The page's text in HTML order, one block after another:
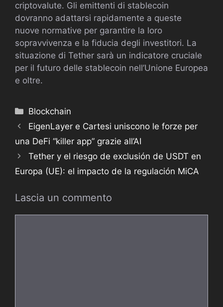
criptovalute. Gli emittenti di stablecoin
dovranno adattarsi rapidamente a queste
nuove normative per garantire la loro
sopravvivenza e la fiducia degli investitori. La
situazione di Tether sarà un indicatore cruciale
per il futuro delle stablecoin nell’Unione Europea
e oltre.
Categorie
Blockchain
EigenLayer e Cartesi uniscono le forze per
una DeFi “killer app” grazie all’AI
Tether y el riesgo de exclusión de USDT en
Europa (UE): el impacto de la regulación MiCA
Lascia un commento